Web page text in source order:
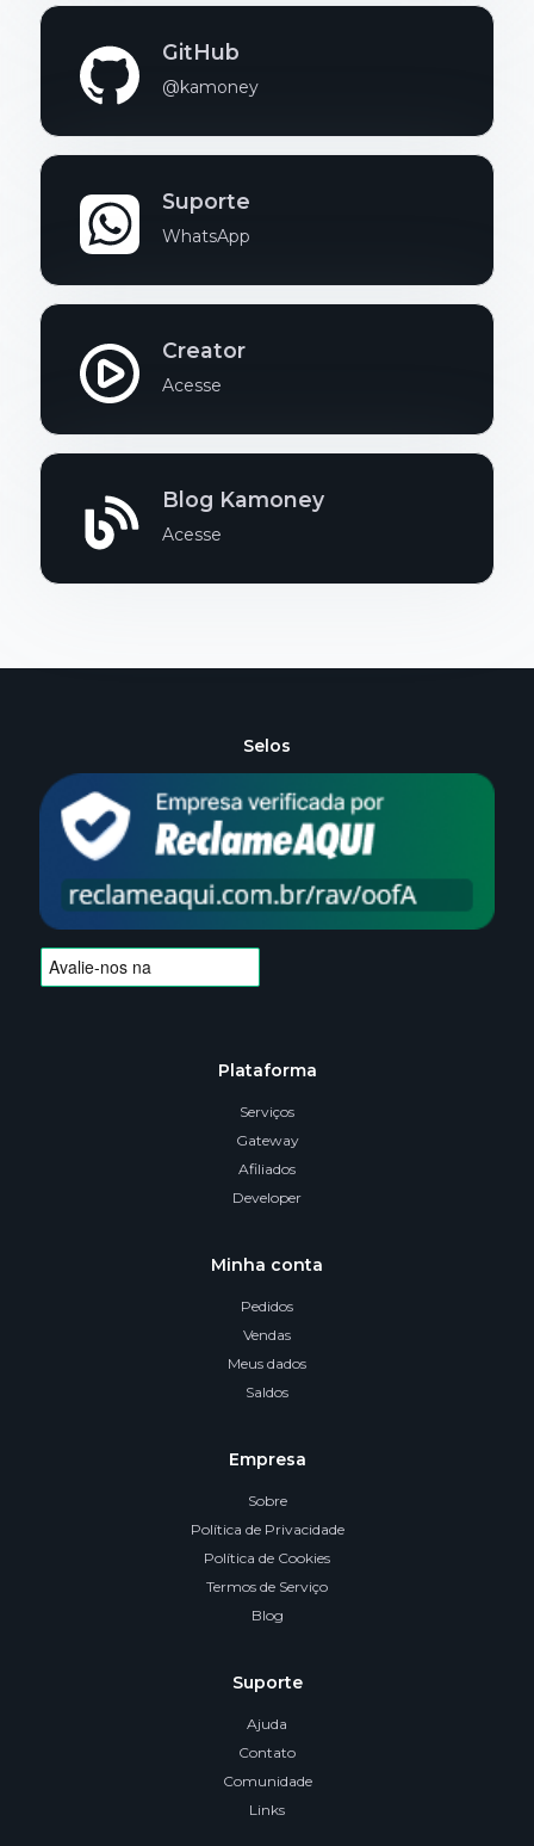
GitHub
@kamoney
Suporte
WhatsApp
Creator
Acesse
Blog Kamoney
Acesse
Plataforma
Serviços
Gateway
Afiliados
Developer
Minha conta
Pedidos
Vendas
Meus dados
Saldos
Empresa
Sobre
Política de Privacidade
Política de Cookies
Termos de Serviço
Blog
Suporte
Ajuda
Contato
Comunidade
Links
Selos